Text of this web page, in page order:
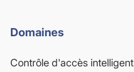
Domaines
Contrôle d'accès intelligent